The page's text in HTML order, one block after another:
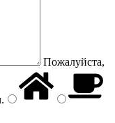
Пожалуйста,
.